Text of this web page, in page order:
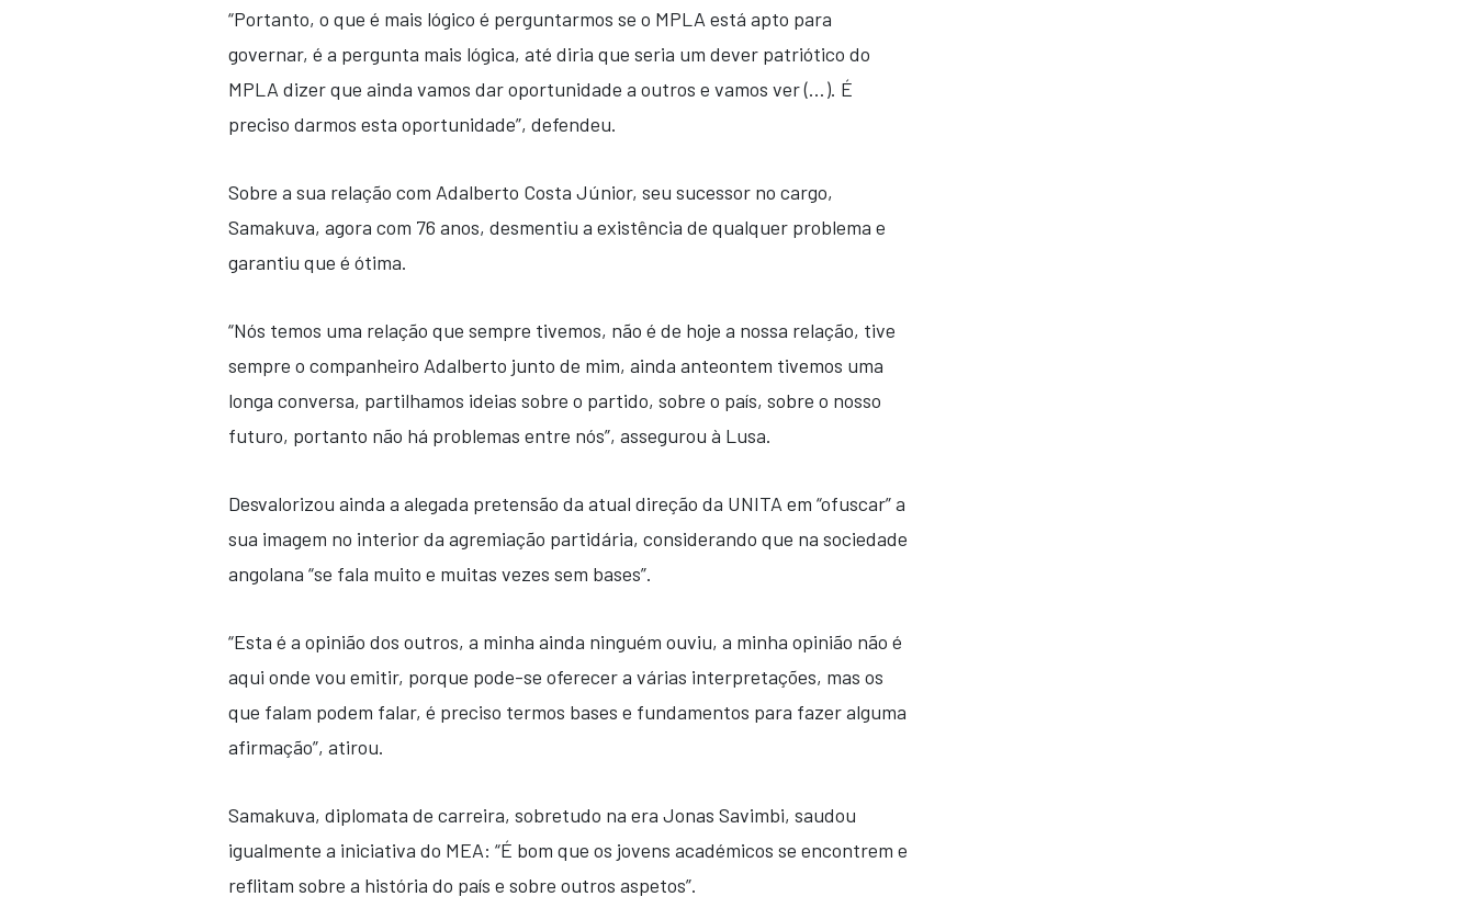
“Portanto, o que é mais lógico é perguntarmos se o MPLA está apto para
governar, é a pergunta mais lógica, até diria que seria um dever patriótico do
MPLA dizer que ainda vamos dar oportunidade a outros e vamos ver (…). É
preciso darmos esta oportunidade”, defendeu.
Sobre a sua relação com Adalberto Costa Júnior, seu sucessor no cargo,
Samakuva, agora com 76 anos, desmentiu a existência de qualquer problema e
garantiu que é ótima.
“Nós temos uma relação que sempre tivemos, não é de hoje a nossa relação, tive
sempre o companheiro Adalberto junto de mim, ainda anteontem tivemos uma
longa conversa, partilhamos ideias sobre o partido, sobre o país, sobre o nosso
futuro, portanto não há problemas entre nós”, assegurou à Lusa.
Desvalorizou ainda a alegada pretensão da atual direção da UNITA em “ofuscar” a
sua imagem no interior da agremiação partidária, considerando que na sociedade
angolana “se fala muito e muitas vezes sem bases”.
“Esta é a opinião dos outros, a minha ainda ninguém ouviu, a minha opinião não é
aqui onde vou emitir, porque pode-se oferecer a várias interpretações, mas os
que falam podem falar, é preciso termos bases e fundamentos para fazer alguma
afirmação”, atirou.
Samakuva, diplomata de carreira, sobretudo na era Jonas Savimbi, saudou
igualmente a iniciativa do MEA: “É bom que os jovens académicos se encontrem e
reflitam sobre a história do país e sobre outros aspetos”.